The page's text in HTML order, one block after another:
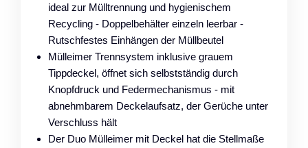
ideal zur Mülltrennung und hygienischem
Recycling - Doppelbehälter einzeln leerbar -
Rutschfestes Einhängen der Müllbeutel
Mülleimer Trennsystem inklusive grauem
Tippdeckel, öffnet sich selbstständig durch
Knopfdruck und Federmechanismus - mit
abnehmbarem Deckelaufsatz, der Gerüche unter
Verschluss hält
Der Duo Mülleimer mit Deckel hat die Stellmaße